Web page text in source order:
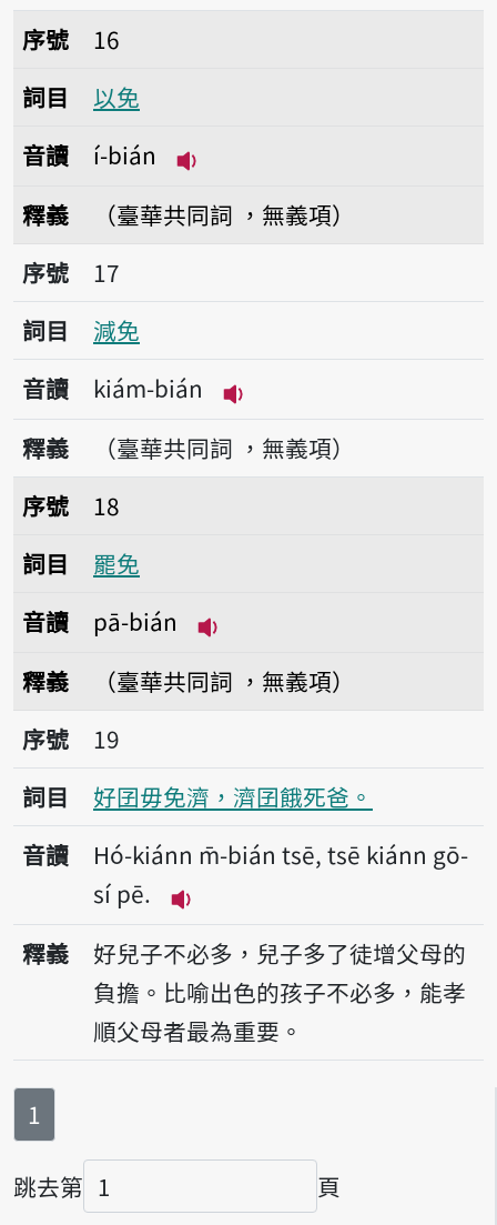
序號16以免
序號
16
詞目
以免
音讀
í-bián
釋義
（臺華共同詞 ，無義項）
序號17減免
序號
17
詞目
減免
音讀
kiám-bián
播放音讀kiám-bián
釋義
（臺華共同詞 ，無義項）
序號18罷免
序號
18
詞目
罷免
音讀
pā-bián
釋義
（臺華共同詞 ，無義項）
序號19好囝毋免濟，濟囝餓死爸。
序號
19
詞目
好囝毋免濟，濟囝餓死爸。
音讀
Hó-kiánn m̄-bián tsē, tsē kiánn gō-
sí pē.
播放音讀Hó-kiánn m̄-bián
釋義
好兒子不必多，兒子多了徒增父母的
負擔。比喻出色的孩子不必多，能孝
順父母者最為重要。
第
1
跳去第
頁碼
頁